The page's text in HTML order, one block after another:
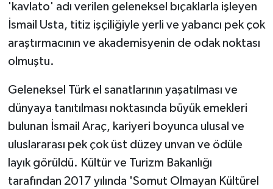
'kavlato' adı verilen geleneksel bıçaklarla işleyen
İsmail Usta, titiz işçiliğiyle yerli ve yabancı pek çok
araştırmacının ve akademisyenin de odak noktası
olmuştu.
Geleneksel Türk el sanatlarının yaşatılması ve
dünyaya tanıtılması noktasında büyük emekleri
bulunan İsmail Araç, kariyeri boyunca ulusal ve
uluslararası pek çok üst düzey unvan ve ödüle
layık görüldü. Kültür ve Turizm Bakanlığı
tarafından 2017 yılında 'Somut Olmayan Kültürel